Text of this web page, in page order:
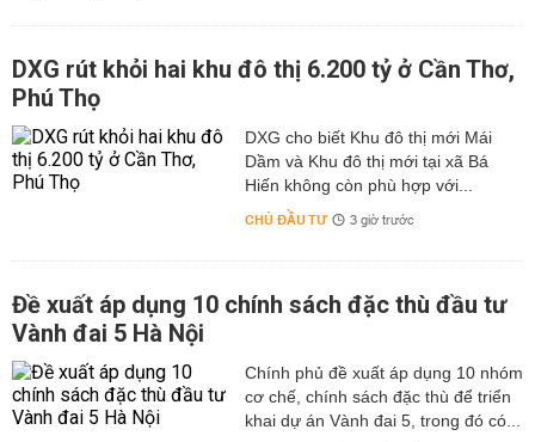
DXG rút khỏi hai khu đô thị 6.200 tỷ ở Cần Thơ,
Phú Thọ
DXG cho biết Khu đô thị mới Mái
Dầm và Khu đô thị mới tại xã Bá
Hiến không còn phù hợp với...
CHỦ ĐẦU TƯ 3 giờ trước
Đề xuất áp dụng 10 chính sách đặc thù đầu tư
Vành đai 5 Hà Nội
Chính phủ đề xuất áp dụng 10 nhóm
cơ chế, chính sách đặc thù để triển
khai dự án Vành đai 5, trong đó có...